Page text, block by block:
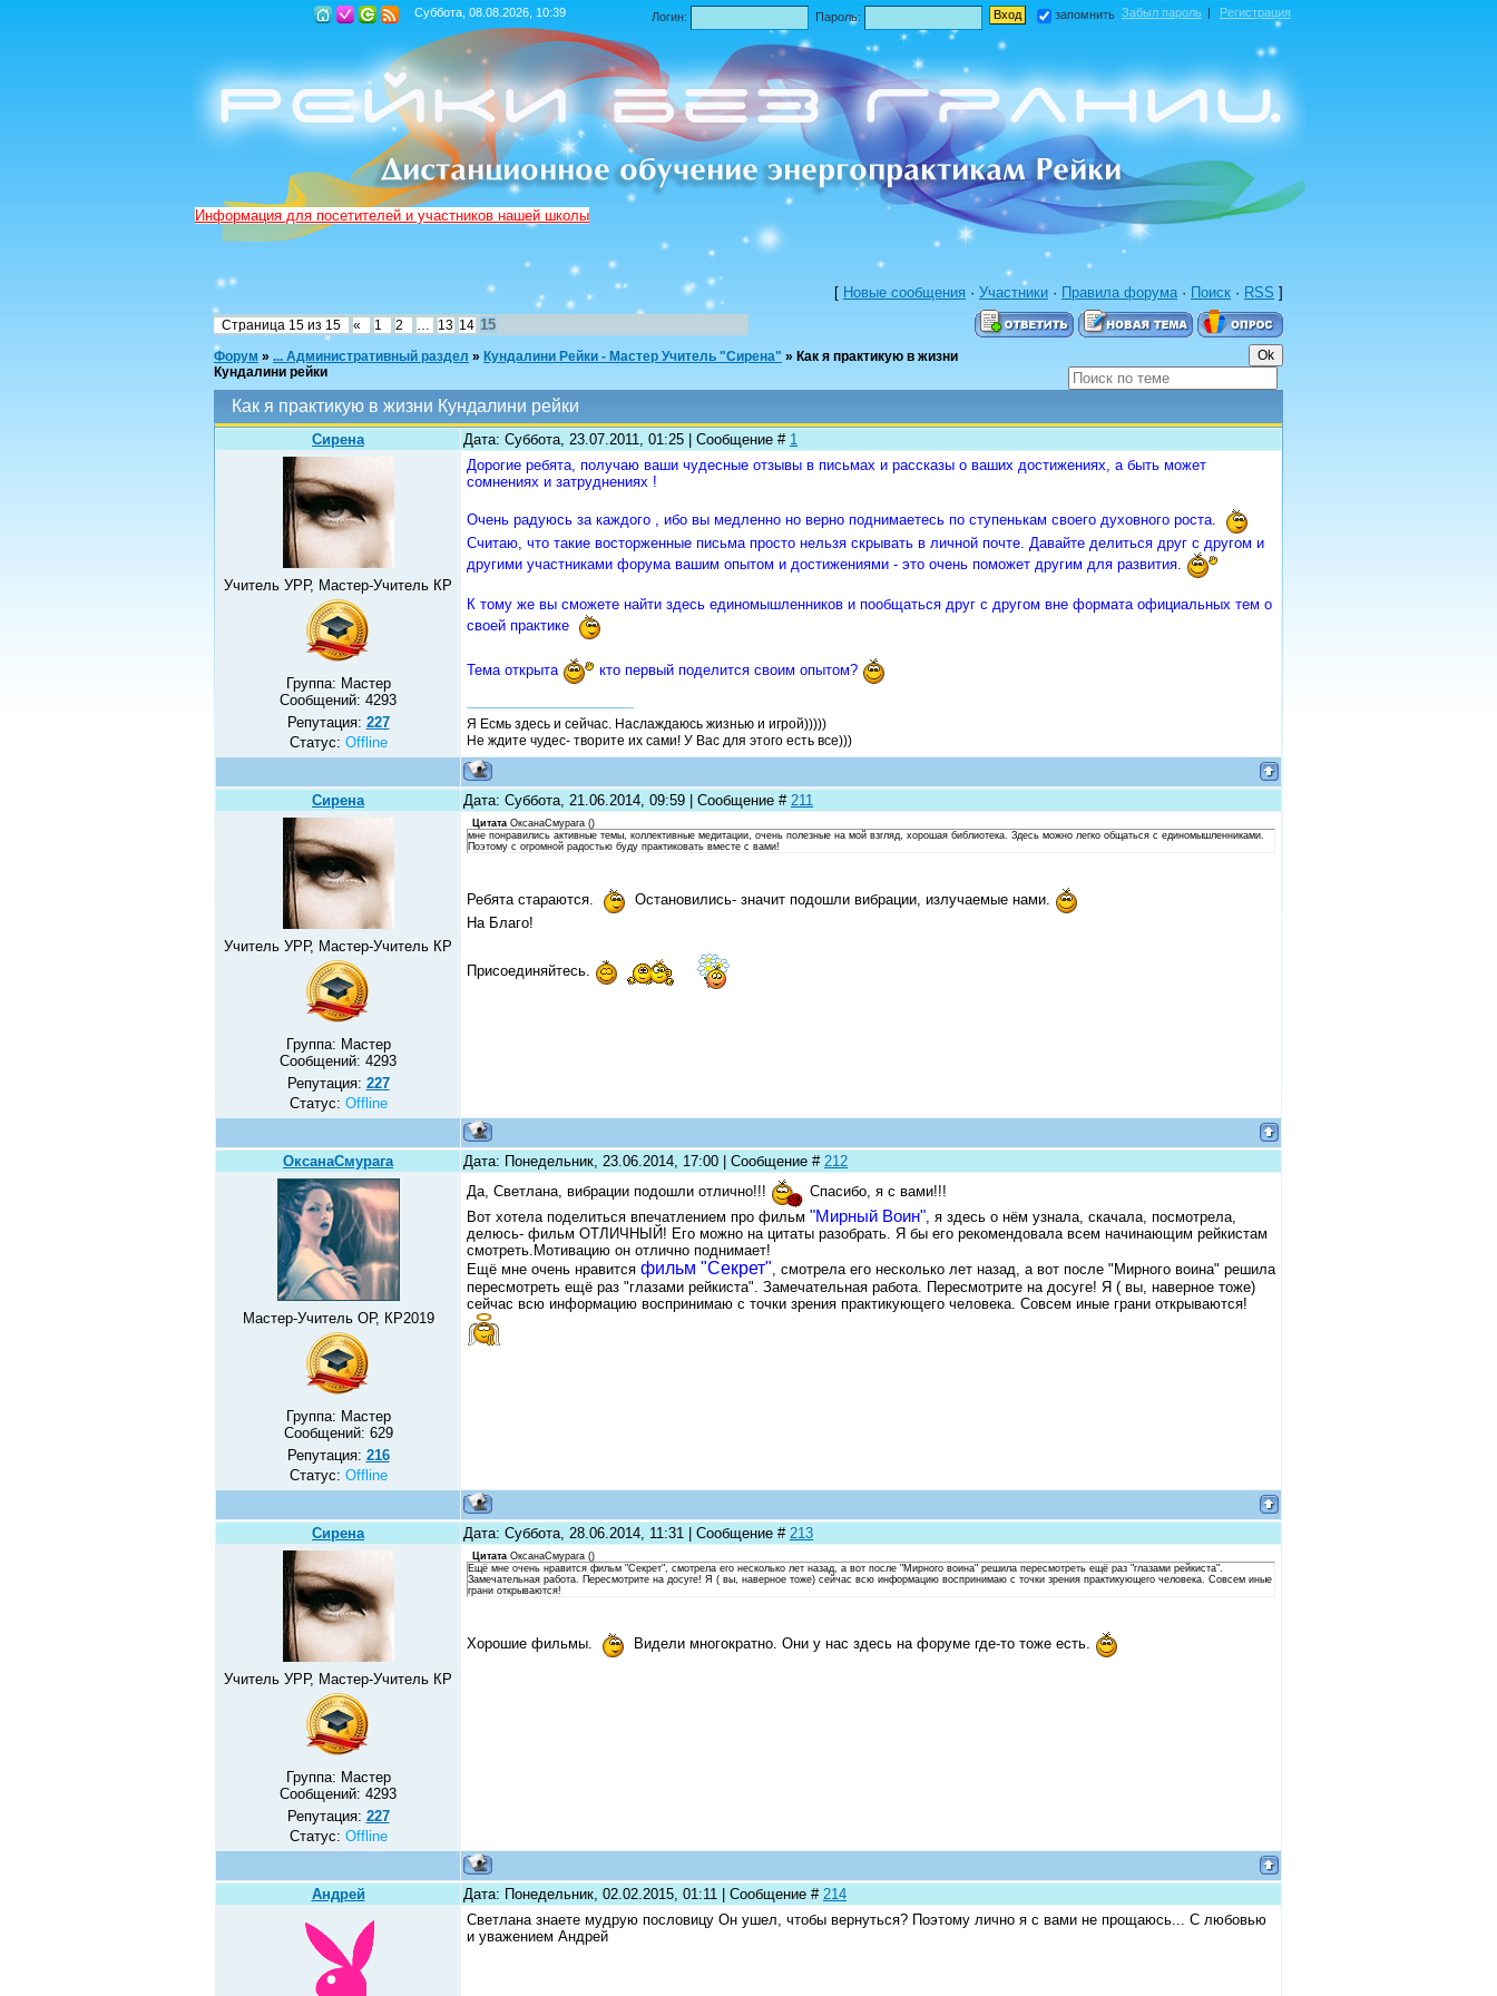
Суббота, 08.08.2026, 10:39 Логин: Пароль: запомнить Забыл пароль | Регистрация
Информация для посетителей и участников нашей школы
[ Новые сообщения · Участники · Правила форума · Поиск · RSS ]
Страница 15 из 15 « 1 2 13 14 15
Форум » ... Административный раздел » Кундалини Рейки - Мастер Учитель "Сирена" » Как я практикую в жизни
Кундалини рейки
Как я практикую в жизни Кундалини рейки
Сирена Дата: Суббота, 23.07.2011, 01:25 | Сообщение # 1
Учитель УРР, Мастер-Учитель КР
Группа: Мастер
Сообщений: 4293
Репутация: 227
Статус: Offline
Дорогие ребята, получаю ваши чудесные отзывы в письмах и рассказы о ваших достижениях, а быть может
сомнениях и затруднениях !
Очень радуюсь за каждого , ибо вы медленно но верно поднимаетесь по ступенькам своего духовного роста.
Считаю, что такие восторженные письма просто нельзя скрывать в личной почте. Давайте делиться друг с другом и
другими участниками форума вашим опытом и достижениями - это очень поможет другим для развития.
К тому же вы сможете найти здесь единомышленников и пообщаться друг с другом вне формата официальных тем о
своей практике
Тема открыта кто первый поделится своим опытом?
Я Есмь здесь и сейчас. Наслаждаюсь жизнью и игрой)))))
Не ждите чудес- творите их сами! У Вас для этого есть все)))
Сирена Дата: Суббота, 21.06.2014, 09:59 | Сообщение # 211
Учитель УРР, Мастер-Учитель КР
Группа: Мастер
Сообщений: 4293
Репутация: 227
Статус: Offline
Цитата ОксанаСмурага ()
мне понравились активные темы, коллективные медитации, очень полезные на мой взгляд, хорошая библиотека. Здесь можно легко общаться с единомышленниками.
Поэтому с огромной радостью буду практиковать вместе с вами!
Ребята стараются.
Остановились- значит подошли вибрации, излучаемые нами.
На Благо!
Присоединяйтесь.
ОксанаСмурага Дата: Понедельник, 23.06.2014, 17:00 | Сообщение # 212
Мастер-Учитель ОР, КР2019
Группа: Мастер
Сообщений: 629
Репутация: 216
Статус: Offline
Да, Светлана, вибрации подошли отлично!!!
Спасибо, я с вами!!!
Вот хотела поделиться впечатлением про фильм "Мирный Воин" , я здесь о нём узнала, скачала, посмотрела,
делюсь- фильм ОТЛИЧНЫЙ! Его можно на цитаты разобрать. Я бы его рекомендовала всем начинающим рейкистам
смотреть.Мотивацию он отлично поднимает!
Ещё мне очень нравится фильм "Секрет" , смотрела его несколько лет назад, а вот после "Мирного воина" решила
пересмотреть ещё раз "глазами рейкиста". Замечательная работа. Пересмотрите на досуге! Я ( вы, наверное тоже)
сейчас всю информацию воспринимаю с точки зрения практикующего человека. Совсем иные грани открываются!
Сирена Дата: Суббота, 28.06.2014, 11:31 | Сообщение # 213
Учитель УРР, Мастер-Учитель КР
Группа: Мастер
Сообщений: 4293
Репутация: 227
Статус: Offline
Цитата ОксанаСмурага ()
Ещё мне очень нравится фильм "Секрет", смотрела его несколько лет назад, а вот после "Мирного воина" решила пересмотреть ещё раз "глазами рейкиста".
Замечательная работа. Пересмотрите на досуге! Я ( вы, наверное тоже) сейчас всю информацию воспринимаю с точки зрения практикующего человека. Совсем иные
грани открываются!
Хорошие фильмы. Видели многократно. Они у нас здесь на форуме где-то тоже есть.
Андрей Дата: Понедельник, 02.02.2015, 01:11 | Сообщение # 214
Светлана знаете мудрую пословицу Он ушел, чтобы вернуться? Поэтому лично я с вами не прощаюсь... С любовью
и уважением Андрей